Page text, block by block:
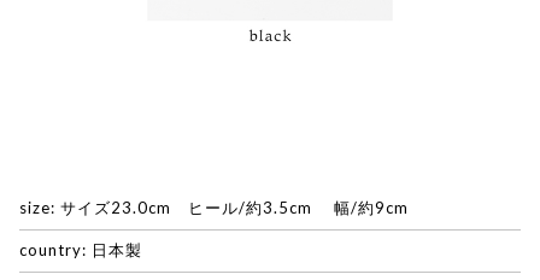
size: サイズ23.0cm ヒール/約3.5cm 幅/約9cm
country: 日本製